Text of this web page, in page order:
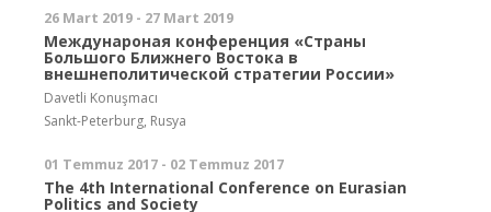
26 Mart 2019 - 27 Mart 2019
Междунароная конференция «Страны
Большого Ближнего Востока в
внешнеполитической стратегии России»
Davetli Konuşmacı
Sankt-Peterburg, Rusya
01 Temmuz 2017 - 02 Temmuz 2017
The 4th International Conference on Eurasian
Politics and Society